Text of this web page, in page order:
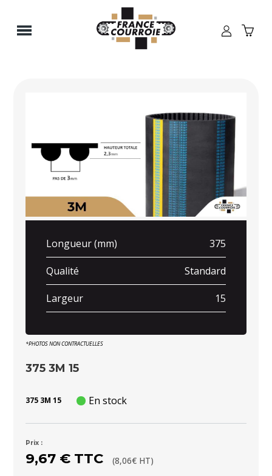
Longueur (mm) 375
Qualité Standard
Largeur 15
*PHOTOS NON CONTRACTUELLES
375 3M 15
375 3M 15 En stock
Prix :
9,67 € TTC (8,06€ HT)
Panneau de gestion des cookies